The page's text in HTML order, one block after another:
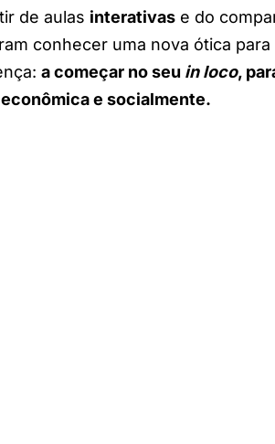
de aulas interativas e do
conhecer uma nova ótica
a começar no seu in loco,
e socialmente.